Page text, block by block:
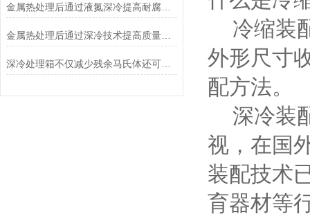
金属热处理后通过液氮深冷提高耐腐蚀性
金属热处理后通过深冷技术提高质量、延长寿命、降低生产成本
深冷处理箱不仅减少残余马氏体还可以析出碳化物颗粒
冷缩装
外形尺寸
配方法。
深冷装
视，在国
装配技术
育器材等